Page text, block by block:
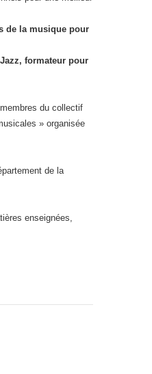
de la musique pour
formateur pour
du collectif
» organisée
de la
enseignées,